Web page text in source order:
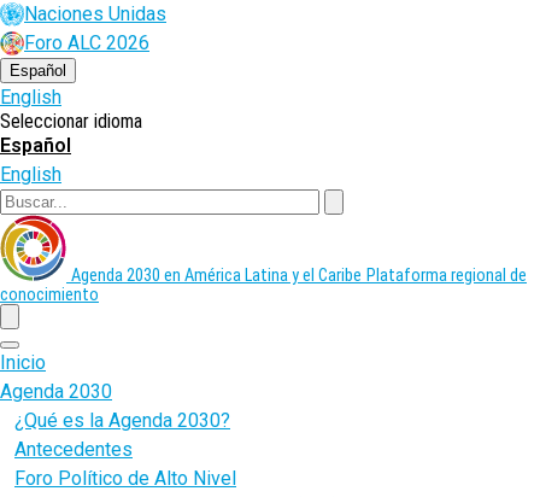
Pasar
al
contenido
principal
Naciones Unidas
Foro ALC 2026
Español
English
Seleccionar idioma
Español
English
Agenda 2030 en América Latina y el Caribe Plataforma regional de
conocimiento
menu
Inicio
Agenda 2030
¿Qué es la Agenda 2030?
Antecedentes
Foro Político de Alto Nivel